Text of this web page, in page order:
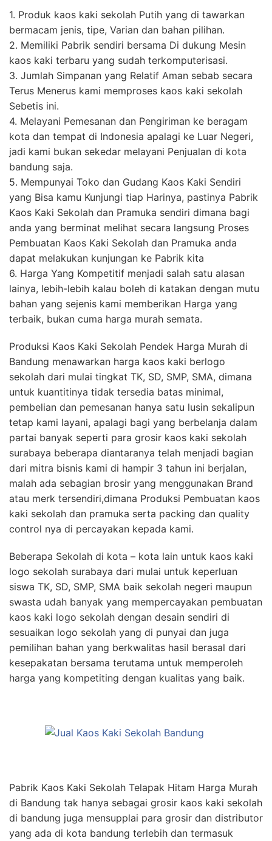
1. Produk kaos kaki sekolah Putih yang di tawarkan
bermacam jenis, tipe, Varian dan bahan pilihan.
2. Memiliki Pabrik sendiri bersama Di dukung Mesin
kaos kaki terbaru yang sudah terkomputerisasi.
3. Jumlah Simpanan yang Relatif Aman sebab secara
Terus Menerus kami memproses kaos kaki sekolah
Sebetis ini.
4. Melayani Pemesanan dan Pengiriman ke beragam
kota dan tempat di Indonesia apalagi ke Luar Negeri,
jadi kami bukan sekedar melayani Penjualan di kota
bandung saja.
5. Mempunyai Toko dan Gudang Kaos Kaki Sendiri
yang Bisa kamu Kunjungi tiap Harinya, pastinya Pabrik
Kaos Kaki Sekolah dan Pramuka sendiri dimana bagi
anda yang berminat melihat secara langsung Proses
Pembuatan Kaos Kaki Sekolah dan Pramuka anda
dapat melakukan kunjungan ke Pabrik kita
6. Harga Yang Kompetitif menjadi salah satu alasan
lainya, lebih-lebih kalau boleh di katakan dengan mutu
bahan yang sejenis kami memberikan Harga yang
terbaik, bukan cuma harga murah semata.
Produksi Kaos Kaki Sekolah Pendek Harga Murah di
Bandung menawarkan harga kaos kaki berlogo
sekolah dari mulai tingkat TK, SD, SMP, SMA, dimana
untuk kuantitinya tidak tersedia batas minimal,
pembelian dan pemesanan hanya satu lusin sekalipun
tetap kami layani, apalagi bagi yang berbelanja dalam
partai banyak seperti para grosir kaos kaki sekolah
surabaya beberapa diantaranya telah menjadi bagian
dari mitra bisnis kami di hampir 3 tahun ini berjalan,
malah ada sebagian brosir yang menggunakan Brand
atau merk tersendiri,dimana Produksi Pembuatan kaos
kaki sekolah dan pramuka serta packing dan quality
control nya di percayakan kepada kami.
Beberapa Sekolah di kota – kota lain untuk kaos kaki
logo sekolah surabaya dari mulai untuk keperluan
siswa TK, SD, SMP, SMA baik sekolah negeri maupun
swasta udah banyak yang mempercayakan pembuatan
kaos kaki logo sekolah dengan desain sendiri di
sesuaikan logo sekolah yang di punyai dan juga
pemilihan bahan yang berkwalitas hasil berasal dari
kesepakatan bersama terutama untuk memperoleh
harga yang kompetiting dengan kualitas yang baik.
Pabrik Kaos Kaki Sekolah Telapak Hitam Harga Murah
di Bandung tak hanya sebagai grosir kaos kaki sekolah
di bandung juga mensupplai para grosir dan distributor
yang ada di kota bandung terlebih dan termasuk